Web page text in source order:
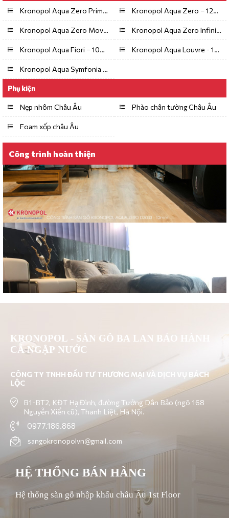
Kronopol Aqua Zero Prime – 8mm/AC4 Kronopol Aqua Zero – 12mm/AC4
Kronopol Aqua Zero Movie – 8mm/AC5 Kronopol Aqua Zero Infinity – 10mm/AC5
Kronopol Aqua Fiori – 10mm/AC6 Kronopol Aqua Louvre - 12mm/AC5
Kronopol Aqua Symfonia – 12mm/AC5
Phụ kiện
Nẹp nhôm Châu Âu Phào chân tường Châu Âu
Foam xốp châu Âu
Công trình hoàn thiện
KRONOPOL - SÀN GỖ BA LAN BẢO HÀNH
CẢ NGẬP NƯỚC
CÔNG TY TNHH ĐẦU TƯ THƯƠNG MẠI VÀ DỊCH VỤ BÁCH
LỘC
B1-BT2, KĐT Hạ Đình, đường Tưởng Dân Bảo (ngõ 168
Nguyễn Xiển cũ), Thanh Liệt, Hà Nội.
0977.186.868
sangokronopolvn@gmail.com
HỆ THỐNG BÁN HÀNG
Hệ thống sàn gỗ nhập khẩu châu Âu 1st Floor